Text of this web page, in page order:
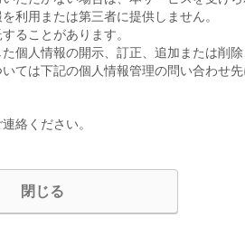
利用または第三者に提供しません。
ることがあります。
個人情報の開示、訂正、追加または削
ては下記の個人情報管理の問い合わせ
絡ください。
閉じる